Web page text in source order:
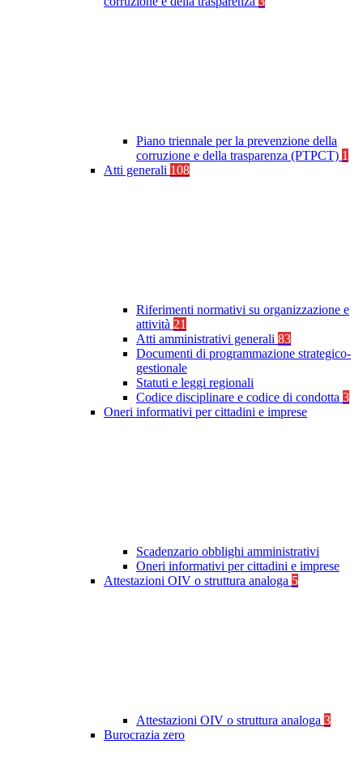
Piano triennale per la prevenzione della
corruzione e della trasparenza (PTPCT) 1
Atti generali 108
Riferimenti normativi su organizzazione e
attività 21
Atti amministrativi generali 83
Documenti di programmazione strategico-
gestionale
Statuti e leggi regionali
Codice disciplinare e codice di condotta 3
Oneri informativi per cittadini e imprese
Scadenzario obblighi amministrativi
Oneri informativi per cittadini e imprese
Attestazioni OIV o struttura analoga 5
Attestazioni OIV o struttura analoga 3
Burocrazia zero